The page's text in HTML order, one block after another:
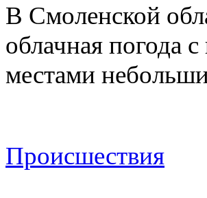
В Смоленской
облачная погода
местами
Происшествия